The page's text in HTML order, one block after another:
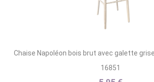
Chaise Napoléon bois brut avec galette
16851